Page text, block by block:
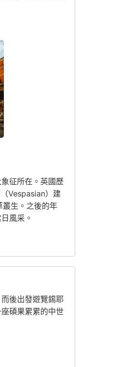
征所在。英國歷
Vespasian）建
生。之後的年
風采。
後出發遊覽錫耶
碩果累累的中世